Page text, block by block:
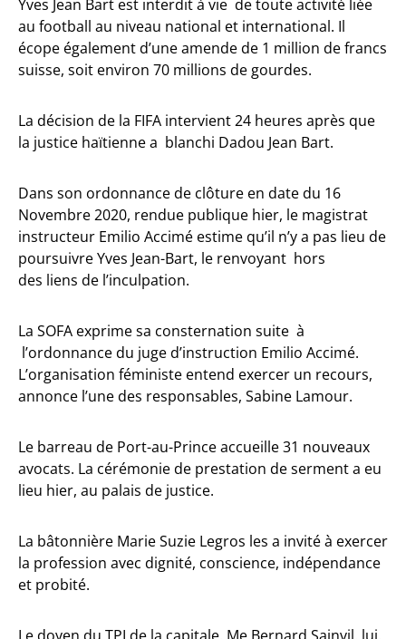
Yves Jean Bart est interdit à vie de toute activité liée
au football au niveau national et international. Il
écope également d’une amende de 1 million de francs
suisse, soit environ 70 millions de gourdes.
La décision de la FIFA intervient 24 heures après que
la justice haïtienne a blanchi Dadou Jean Bart.
Dans son ordonnance de clôture en date du 16
Novembre 2020, rendue publique hier, le magistrat
instructeur Emilio Accimé estime qu’il n’y a pas lieu de
poursuivre Yves Jean-Bart, le renvoyant hors
des liens de l’inculpation.
La SOFA exprime sa consternation suite à
l’ordonnance du juge d’instruction Emilio Accimé.
L’organisation féministe entend exercer un recours,
annonce l’une des responsables, Sabine Lamour.
Le barreau de Port-au-Prince accueille 31 nouveaux
avocats. La cérémonie de prestation de serment a eu
lieu hier, au palais de justice.
La bâtonnière Marie Suzie Legros les a invité à exercer
la profession avec dignité, conscience, indépendance
et probité.